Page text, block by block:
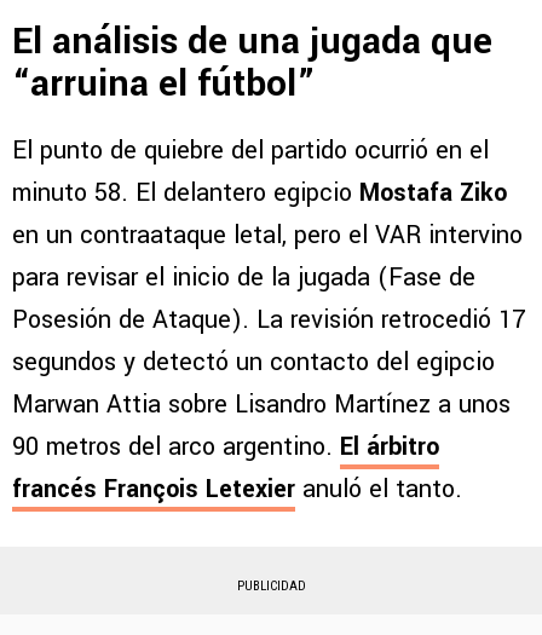
El análisis de una jugada que
“arruina el fútbol”
El punto de quiebre del partido ocurrió en el
minuto 58. El delantero egipcio Mostafa Ziko
en un contraataque letal, pero el VAR intervino
para revisar el inicio de la jugada (Fase de
Posesión de Ataque). La revisión retrocedió 17
segundos y detectó un contacto del egipcio
Marwan Attia sobre Lisandro Martínez a unos
90 metros del arco argentino. El árbitro
francés François Letexier anuló el tanto.
PUBLICIDAD